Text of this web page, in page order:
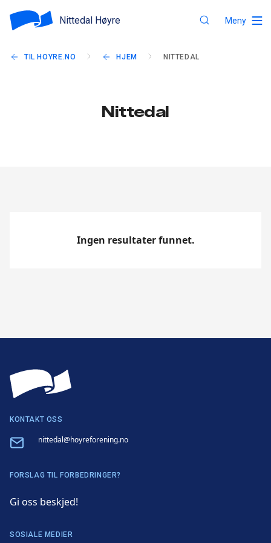
Nittedal Høyre Meny
TIL HOYRE.NO HJEM NITTEDAL
Nittedal
Ingen resultater funnet.
KONTAKT OSS
Email nittedal@hoyreforening.no
FORSLAG TIL FORBEDRINGER?
Gi oss beskjed!
SOSIALE MEDIER